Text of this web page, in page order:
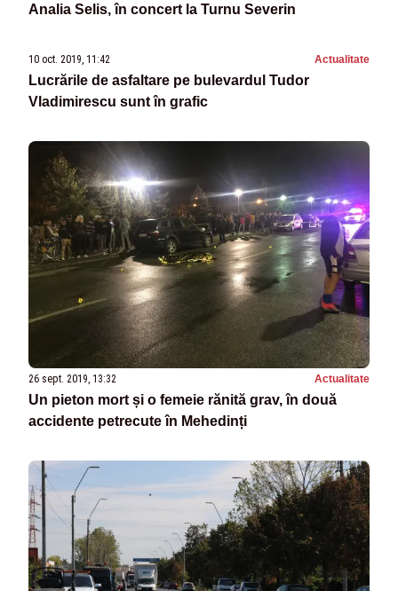
Analia Selis, în concert la Turnu Severin
10 oct. 2019, 11:42 Actualitate
Lucrările de asfaltare pe bulevardul Tudor
Vladimirescu sunt în grafic
26 sept. 2019, 13:32 Actualitate
Un pieton mort și o femeie rănită grav, în două
accidente petrecute în Mehedinți